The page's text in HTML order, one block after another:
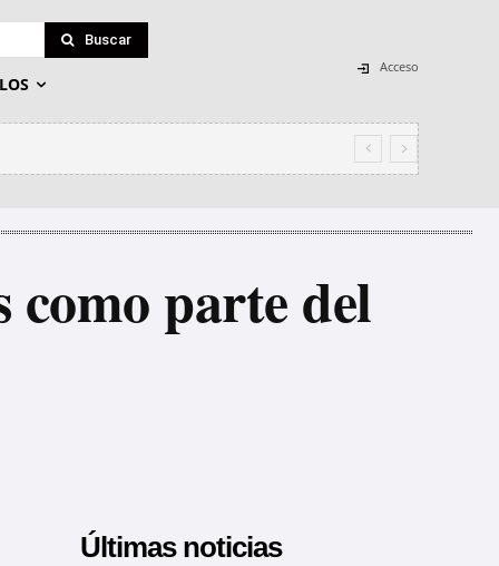
Buscar
Acceso
como parte del
Últimas noticias